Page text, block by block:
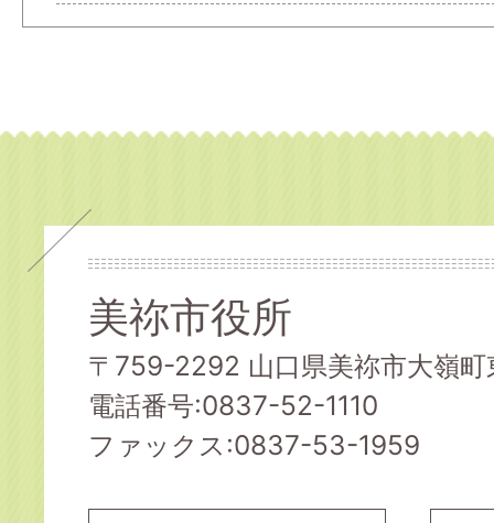
美祢市役所
〒759-2292 山口県美祢市大嶺
電話番号:0837-52-1110
ファックス:0837-53-1959